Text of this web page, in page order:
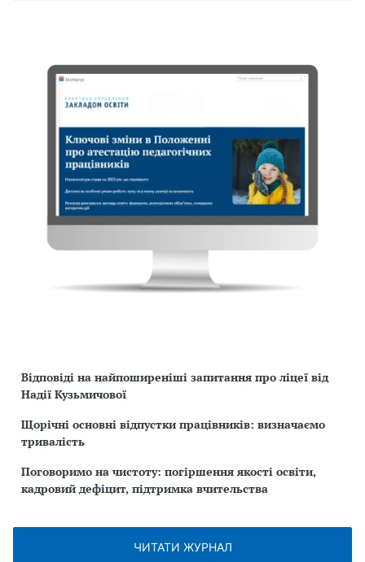
Відповіді на найпоширеніші запитання про ліцеї від
Надії Кузьмичової
Щорічні основні відпустки працівників: визначаємо
тривалість
Поговоримо на чистоту: погіршення якості освіти,
кадровий дефіцит, підтримка вчительства
ЧИТАТИ ЖУРНАЛ